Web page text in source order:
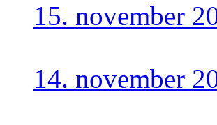
15. november
14. november